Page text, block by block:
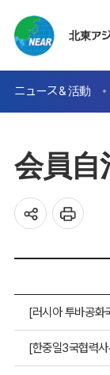
北東ア
ニュース＆活動
会員自
[러시아 투바공화
[한중일3국협력